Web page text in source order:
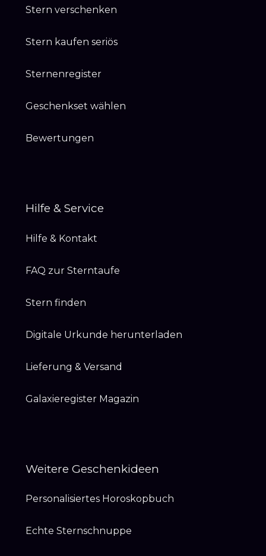
Stern verschenken
Stern kaufen seriös
Sternenregister
Geschenkset wählen
Bewertungen
Hilfe & Service
Hilfe & Kontakt
FAQ zur Sterntaufe
Stern finden
Digitale Urkunde herunterladen
Lieferung & Versand
Galaxieregister Magazin
Weitere Geschenkideen
Personalisiertes Horoskopbuch
Echte Sternschnuppe